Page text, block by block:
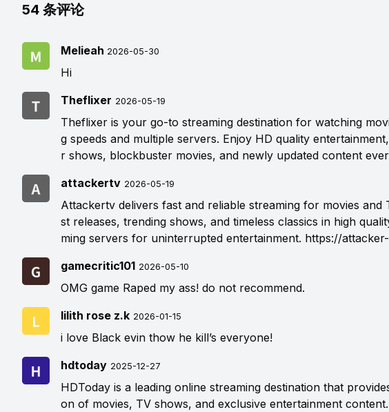
54 条评论
Melieah 2026-05-30
Hi
Theflixer 2026-05-19
Theflixer is your go-to streaming destination for watching
g speeds and multiple servers. Enjoy HD quality
r shows, blockbuster movies, and newly updated content
attackertv 2026-05-19
Attackertv delivers fast and reliable streaming for movies
st releases, trending shows, and timeless classics in high
ming servers for uninterrupted entertainment. https://
gamecritic101 2026-05-10
OMG game Raped my ass! do not recommend.
lilith rose z.k 2026-01-15
i love Black evin thow he kill’s everyone!
hdtoday 2025-12-27
HDToday is a leading online streaming destination that
on of movies, TV shows, and exclusive entertainment